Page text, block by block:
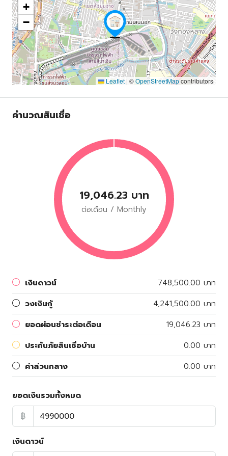
+
−
Leaflet | ©OpenStreetMapcontributors
คำนวณสินเชื่อ
19,046.23 บาท
ต่อเดือน / Monthly
เงินดาวน์
748,500.00 บาท
วงเงินกู้
4,241,500.00 บาท
ยอดผ่อนชำระต่อเดือน
19,046.23 บาท
ประกันภัยสินเชื่อบ้าน
0.00 บาท
ค่าส่วนกลาง
0.00 บาท
ยอดเงินรวมทั้งหมด
฿
เงินดาวน์